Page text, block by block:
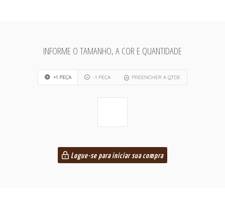
INFORME O TAMANHO, A COR E QUANTIDADE
+1 PEÇA -1 PEÇA PREENCHER A QTDE
Logue-se para iniciar sua compra